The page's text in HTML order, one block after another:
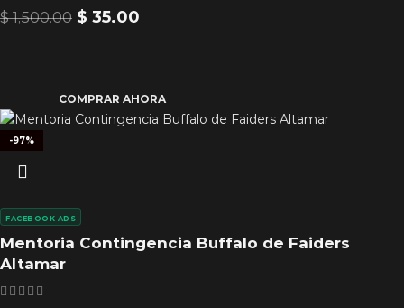
$1,500.00 $ 35.00
COMPRAR AHORA
-97%
Mentoria Contingencia Buffalo de Faiders
Altamar
FACEBOOK ADS